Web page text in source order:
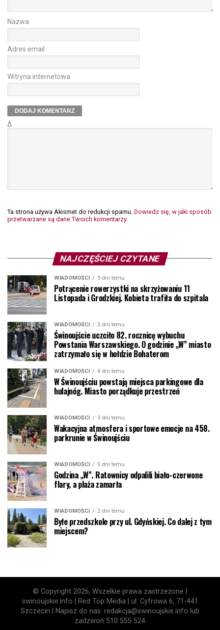
Nazwa
Adres email
Witryna internetowa
Δ
Ta strona używa Akismet do redukcji spamu. Dowiedz się, w jaki sposób
przetwarzane są dane Twoich komentarzy.
NAJCZĘŚCIEJ CZYTANE
WIADOMOŚCI 3 dni temu
Potrącenie rowerzystki na skrzyżowaniu 11
Listopada i Grodzkiej. Kobieta trafiła do szpitala
WIADOMOŚCI 5 dni temu
Świnoujście uczciło 82. rocznicę wybuchu
Powstania Warszawskiego. O godzinie „W” miasto
zatrzymało się w hołdzie Bohaterom
WIADOMOŚCI 4 dni temu
W Świnoujściu powstają miejsca parkingowe dla
hulajnóg. Miasto porządkuje przestrzeń
WIADOMOŚCI 3 dni temu
Wakacyjna atmosfera i sportowe emocje na 458.
parkrunie w Świnoujściu
WIADOMOŚCI 5 dni temu
Godzina „W”. Ratownicy odpalili biało-czerwone
flary, a plaża zamarła
WIADOMOŚCI 2 dni temu
Byłe przedszkole przy ul. Gdyńskiej. Co dalej z tym
miejscem?
© Copyright 2026, Wszelkie prawa zastrzeżone |
swinoujskie.info | Red Top Media | ul. Cyfrowa 6, 71-441
Szczecin | Napisz do nas: redakcja@swinoujskie.info lub
zadzwoń 510 555 524